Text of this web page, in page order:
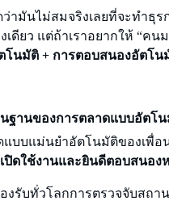
ว่ามันไม่สมจริงเลยที่จะทำธุ
เดียว แต่ถ้าเราอยากให้ “ค
โนมัติ + การตอบสนองอัตโน
นฐานของการตลาดแบบอัตโ
แบบแม่นยำอัตโนมัติของเพื่
ปิดใช้งานและยินดีตอบสนอง
งรับทั่วโลกการตรวจจับสถา